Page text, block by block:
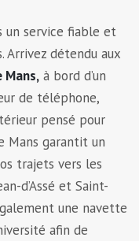
un service fiable et
Arrivez détendu aux
Mans, à bord d’un
de téléphone,
pensé pour
Mans garantit un
trajets vers les
d’Assé et Saint-
une navette
afin de